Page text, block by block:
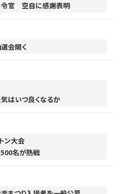
令官 空自に感謝表明
会開く
はいつ良くなるか
ン大会
名が熱戦